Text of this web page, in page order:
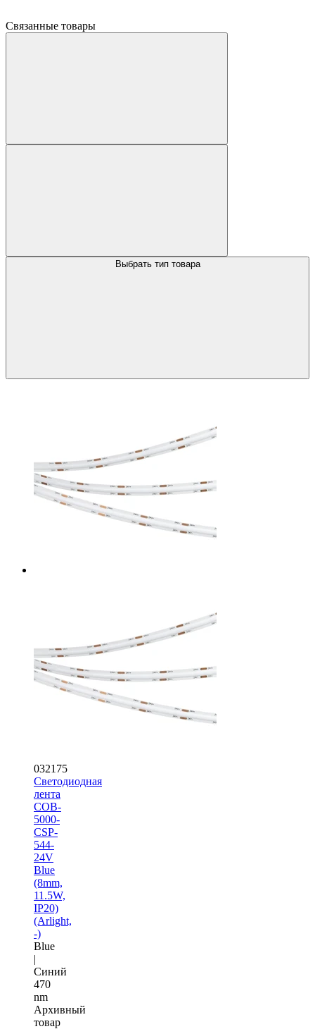
Связанные товары
Выбрать тип товара
032175
Светодиодная
лента
COB-
5000-
CSP-
544-
24V
Blue
(8mm,
11.5W,
IP20)
(Arlight,
-)
Blue
|
Синий
470
nm
Архивный
товар